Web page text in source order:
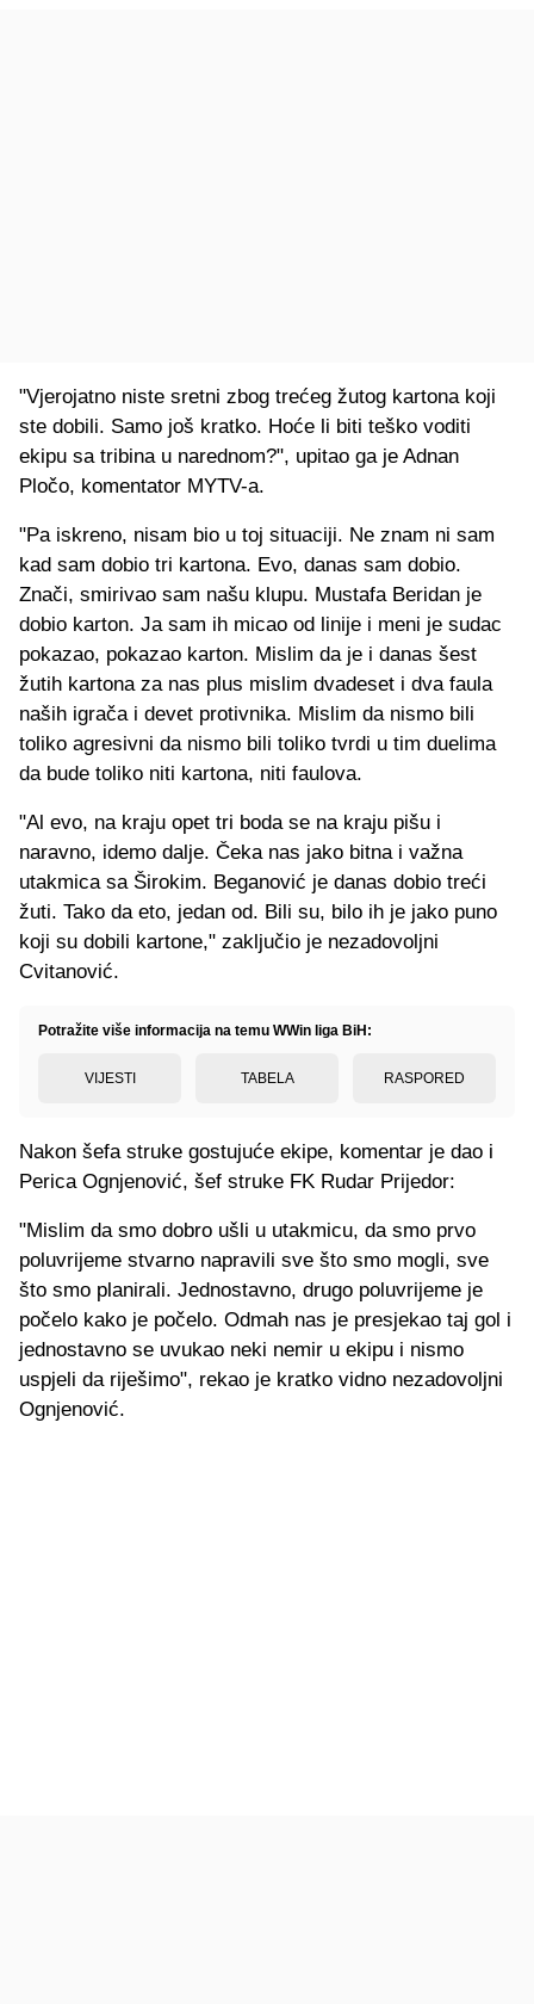
"Vjerojatno niste sretni zbog trećeg žutog kartona koji
ste dobili. Samo još kratko. Hoće li biti teško voditi
ekipu sa tribina u narednom?", upitao ga je Adnan
Pločo, komentator MYTV-a.
"Pa iskreno, nisam bio u toj situaciji. Ne znam ni sam
kad sam dobio tri kartona. Evo, danas sam dobio.
Znači, smirivao sam našu klupu. Mustafa Beridan je
dobio karton. Ja sam ih micao od linije i meni je sudac
pokazao, pokazao karton. Mislim da je i danas šest
žutih kartona za nas plus mislim dvadeset i dva faula
naših igrača i devet protivnika. Mislim da nismo bili
toliko agresivni da nismo bili toliko tvrdi u tim duelima
da bude toliko niti kartona, niti faulova.
"Al evo, na kraju opet tri boda se na kraju pišu i
naravno, idemo dalje. Čeka nas jako bitna i važna
utakmica sa Širokim. Beganović je danas dobio treći
žuti. Tako da eto, jedan od. Bili su, bilo ih je jako puno
koji su dobili kartone," zaključio je nezadovoljni
Cvitanović.
Potražite više informacija na temu WWin liga BiH:
VIJESTI TABELA RASPORED
Nakon šefa struke gostujuće ekipe, komentar je dao i
Perica Ognjenović, šef struke FK Rudar Prijedor:
"Mislim da smo dobro ušli u utakmicu, da smo prvo
poluvrijeme stvarno napravili sve što smo mogli, sve
što smo planirali. Jednostavno, drugo poluvrijeme je
počelo kako je počelo. Odmah nas je presjekao taj gol i
jednostavno se uvukao neki nemir u ekipu i nismo
uspjeli da riješimo", rekao je kratko vidno nezadovoljni
Ognjenović.